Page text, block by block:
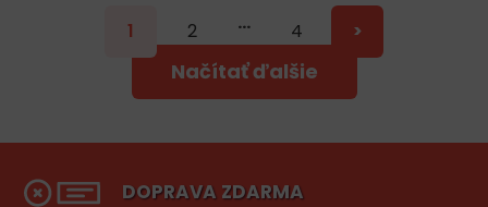
Načítať ďalšie
1 2 … 4 >
DOPRAVA ZDARMA